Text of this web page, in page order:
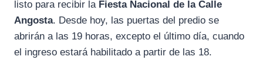
b
g
s
A
p
listo para recibir la Fiesta Nacional de la Calle
Angosta. Desde hoy, las puertas del predio se
abrirán a las 19 horas, excepto el último día, cuando
el ingreso estará habilitado a partir de las 18.